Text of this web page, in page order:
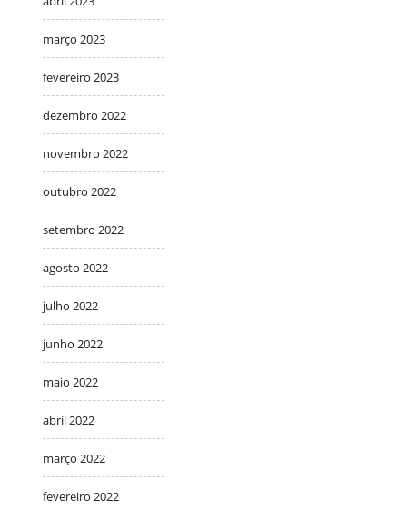
março 2023
fevereiro 2023
dezembro 2022
novembro 2022
outubro 2022
setembro 2022
agosto 2022
julho 2022
junho 2022
maio 2022
abril 2022
março 2022
fevereiro 2022